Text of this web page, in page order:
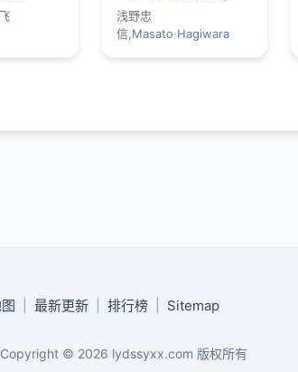
浅野忠
信,Masato·Hagiwara
最新更新 排行榜 Sitemap
Copyright © 2026 lydssyxx.com 版权所有